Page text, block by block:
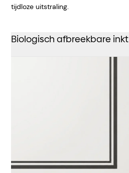
tijdloze uitstraling.
Biologisch afbreekbare inkt